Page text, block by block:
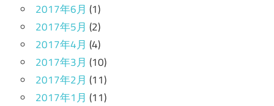
2017年6月 (1)
2017年5月 (2)
2017年4月 (4)
2017年3月 (10)
2017年2月 (11)
2017年1月 (11)